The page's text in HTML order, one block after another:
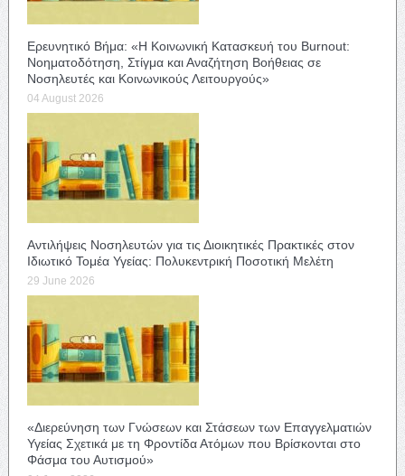
Ερευνητικό Βήμα: «Η Κοινωνική Κατασκευή του Burnout:
Νοηματοδότηση, Στίγμα και Αναζήτηση Βοήθειας σε
Νοσηλευτές και Κοινωνικούς Λειτουργούς»
04 August 2026
Αντιλήψεις Νοσηλευτών για τις Διοικητικές Πρακτικές στον
Ιδιωτικό Τομέα Υγείας: Πολυκεντρική Ποσοτική Μελέτη
29 June 2026
«Διερεύνηση των Γνώσεων και Στάσεων των Επαγγελματιών
Υγείας Σχετικά με τη Φροντίδα Ατόμων που Βρίσκονται στο
Φάσμα του Αυτισμού»